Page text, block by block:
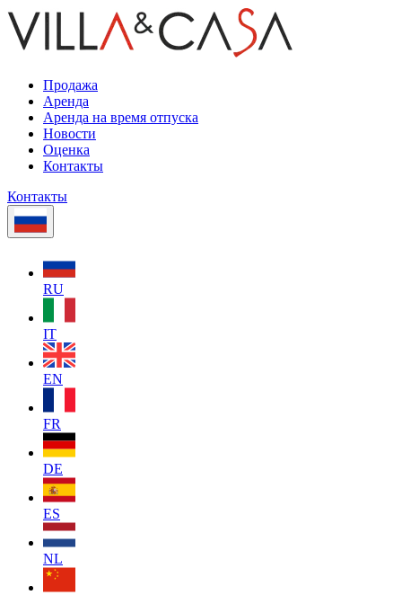
Продажа
Аренда
Аренда на время отпуска
Новости
Оценка
Контакты
Контакты
RU
IT
EN
FR
DE
ES
NL